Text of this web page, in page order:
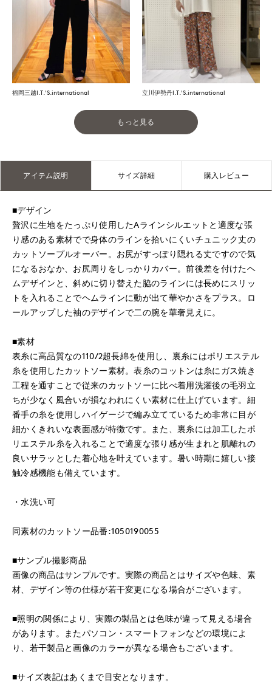
福岡三越I.T.'S.international 立川伊勢丹I.T.'S.international
もっと見る
アイテム説明 サイズ詳細 購入レビュー
■デザイン
贅沢に生地をたっぷり使用したAラインシルエットと適度な張
り感のある素材でで身体のラインを拾いにくいチュニック丈の
カットソープルオーバー。お尻がすっぽり隠れる丈ですので気
になるおなか、お尻周りをしっかりカバー。前後差を付けたヘ
ムデザインと、斜めに切り替えた脇のラインには長めにスリッ
トを入れることでヘムラインに動が出て華やかさをプラス。ロ
ールアップした袖のデザインで二の腕を華奢見えに。
■素材
表糸に高品質なの110/2超長綿を使用し、裏糸にはポリエステル
糸を使用したカットソー素材。表糸のコットンは糸にガス焼き
工程を通すことで従来のカットソーに比べ着用洗濯後の毛羽立
ちが少なく風合いが損なわれにくい素材に仕上げています。細
番手の糸を使用しハイゲージで編み立てているため非常に目が
細かくきれいな表面感が特徴です。また、裏糸には加工したポ
リエステル糸を入れることで適度な張り感が生まれと肌離れの
良いサラッとした着心地を叶えています。暑い時期に嬉しい接
触冷感機能も備えています。
・水洗い可
同素材のカットソー品番:1050190055
■サンプル撮影商品
画像の商品はサンプルです。実際の商品とはサイズや色味、素
材、デザイン等の仕様が若干変更になる場合がございます。
■照明の関係により、実際の製品とは色味が違って見える場合
があります。またパソコン・スマートフォンなどの環境によ
り、若干製品と画像のカラーが異なる場合もございます。
■サイズ表記はあくまで目安となります。